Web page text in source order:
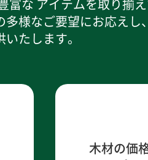
な アイテムを取り揃え
様なご要望にお応えし、
たします。
木材の価